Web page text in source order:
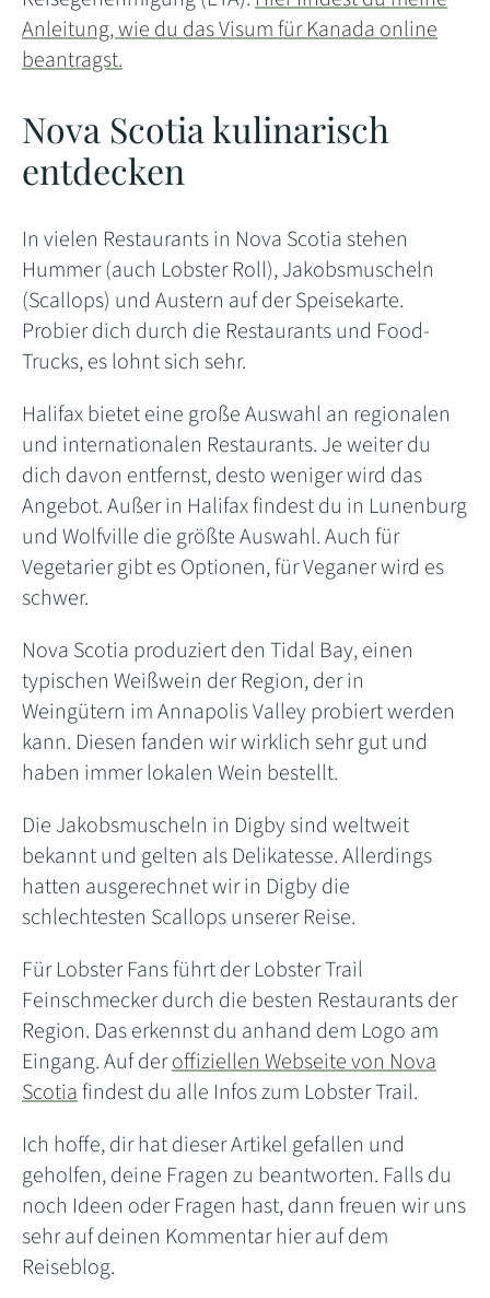
Anleitung, wie du das Visum für Kanada online
beantragst.
Nova Scotia kulinarisch
entdecken
In vielen Restaurants in Nova Scotia stehen
Hummer (auch Lobster Roll), Jakobsmuscheln
(Scallops) und Austern auf der Speisekarte.
Probier dich durch die Restaurants und Food-
Trucks, es lohnt sich sehr.
Halifax bietet eine große Auswahl an regionalen
und internationalen Restaurants. Je weiter du
dich davon entfernst, desto weniger wird das
Angebot. Außer in Halifax findest du in Lunenburg
und Wolfville die größte Auswahl. Auch für
Vegetarier gibt es Optionen, für Veganer wird es
schwer.
Nova Scotia produziert den Tidal Bay, einen
typischen Weißwein der Region, der in
Weingütern im Annapolis Valley probiert werden
kann. Diesen fanden wir wirklich sehr gut und
haben immer lokalen Wein bestellt.
Die Jakobsmuscheln in Digby sind weltweit
bekannt und gelten als Delikatesse. Allerdings
hatten ausgerechnet wir in Digby die
schlechtesten Scallops unserer Reise.
Für Lobster Fans führt der Lobster Trail
Feinschmecker durch die besten Restaurants der
Region. Das erkennst du anhand dem Logo am
Eingang. Auf deroffiziellen Webseite von Nova
Scotiafindest du alle Infos zum Lobster Trail.
Ich hoffe, dir hat dieser Artikel gefallen und
geholfen, deine Fragen zu beantworten. Falls du
noch Ideen oder Fragen hast, dann freuen wir uns
sehr auf deinen Kommentar hier auf dem
Reiseblog.